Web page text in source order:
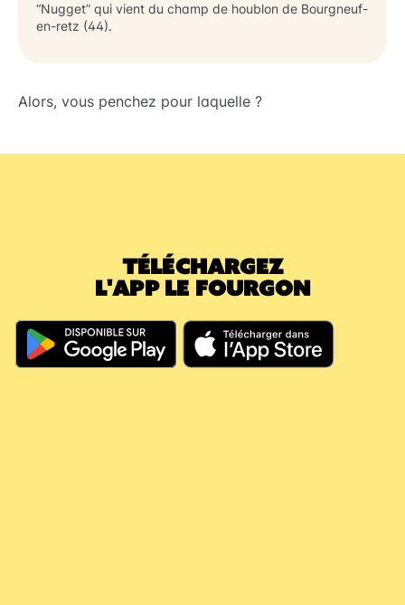
“Nugget” qui vient du champ de houblon de Bourgneuf-
en-retz (44).
Alors, vous penchez pour laquelle ?
TÉLÉCHARGEZ
L'APP LE FOURGON